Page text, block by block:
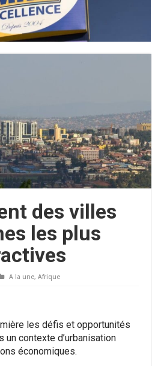
des villes
les plus
A la une,Afrique
les défis et opportunités
contexte d’urbanisation
économiques.